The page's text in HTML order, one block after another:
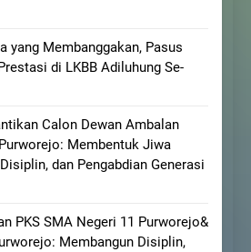
yang Membanggakan, Pasus
di LKBB Adiluhung Se-
Calon Dewan Ambalan
Membentuk Jiwa
dan Pengabdian Generasi
PKS SMA Negeri 11 Purworejo&
Membangun Disiplin,